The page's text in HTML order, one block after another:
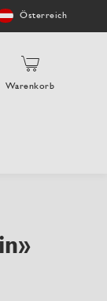
Österreich
Warenkorb